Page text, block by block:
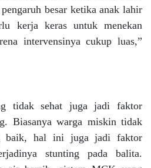
besar ketika anak lahir
kerja keras untuk menekan
intervensinya cukup luas,”
tidak sehat juga jadi faktor
Biasanya warga miskin tidak
baik, hal ini juga jadi faktor
stunting pada balita.